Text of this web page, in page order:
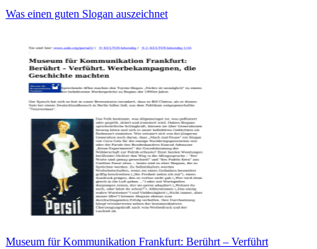
Was einen guten Slogan auszeichnet
Museum für Kommunikation Frankfurt: Berührt – Verführt